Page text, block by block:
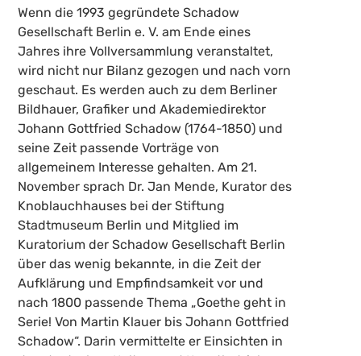
Wenn die 1993 gegründete Schadow
Gesellschaft Berlin e. V. am Ende eines
Jahres ihre Vollversammlung veranstaltet,
wird nicht nur Bilanz gezogen und nach vorn
geschaut. Es werden auch zu dem Berliner
Bildhauer, Grafiker und Akademiedirektor
Johann Gottfried Schadow (1764-1850) und
seine Zeit passende Vorträge von
allgemeinem Interesse gehalten. Am 21.
November sprach Dr. Jan Mende, Kurator des
Knoblauchhauses bei der Stiftung
Stadtmuseum Berlin und Mitglied im
Kuratorium der Schadow Gesellschaft Berlin
über das wenig bekannte, in die Zeit der
Aufklärung und Empfindsamkeit vor und
nach 1800 passende Thema „Goethe geht in
Serie! Von Martin Klauer bis Johann Gottfried
Schadow“. Darin vermittelte er Einsichten in